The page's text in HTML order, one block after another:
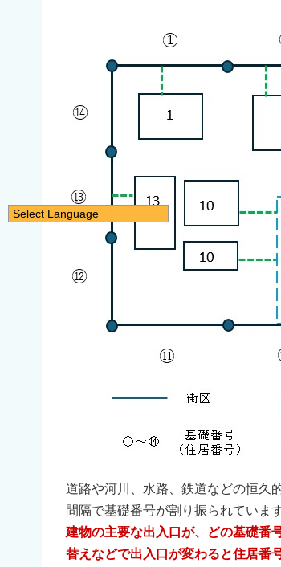
道路や河川、水路、鉄道などの恒久
間隔で基礎番号が割り振られています
建物の主要な出入口が、どの基礎番
替えなどで出入口が変わると住居番
Select Language